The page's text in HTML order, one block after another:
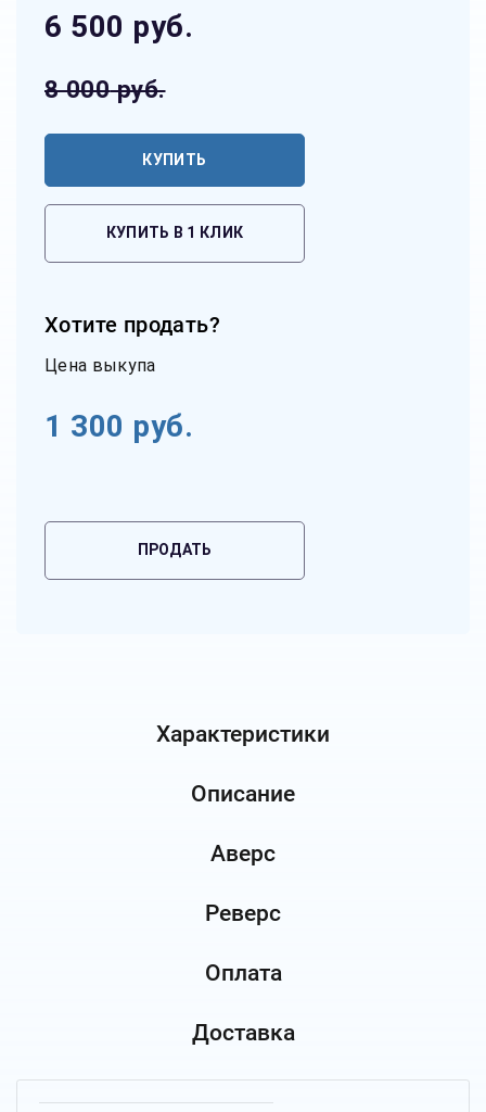
6 500 руб.
8 000руб.
КУПИТЬ
КУПИТЬ В 1 КЛИК
Хотите продать?
Цена выкупа
1 300 руб.
ПРОДАТЬ
Характеристики
Описание
Аверс
Реверс
Оплата
Доставка